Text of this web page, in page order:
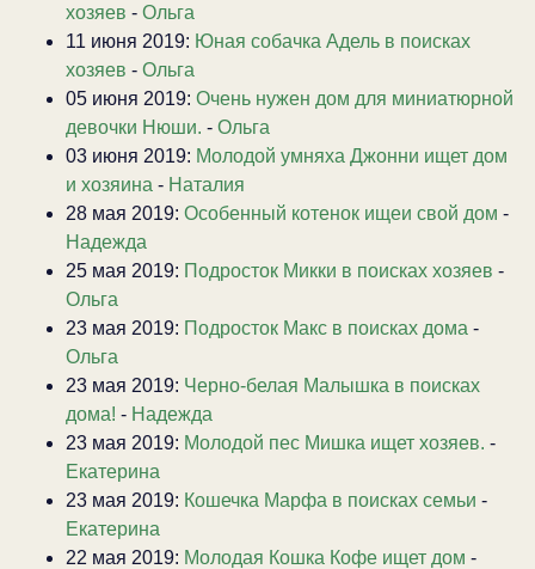
хозяев - Ольга
11 июня 2019: Юная собачка Адель в поисках
хозяев - Ольга
05 июня 2019: Очень нужен дом для миниатюрной
девочки Нюши. - Ольга
03 июня 2019: Молодой умняха Джонни ищет дом
и хозяина - Наталия
28 мая 2019: Особенный котенок ищеи свой дом -
Надежда
25 мая 2019: Подросток Микки в поисках хозяев -
Ольга
23 мая 2019: Подросток Макс в поисках дома -
Ольга
23 мая 2019: Черно-белая Малышка в поисках
дома! - Надежда
23 мая 2019: Молодой пес Мишка ищет хозяев. -
Екатерина
23 мая 2019: Кошечка Марфа в поисках семьи -
Екатерина
22 мая 2019: Молодая Кошка Кофе ищет дом -